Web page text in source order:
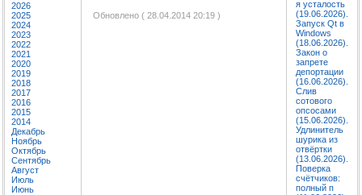
2026
2025
2024
2023
2022
2021
2020
2019
2018
2017
2016
2015
2014
Декабрь
Ноябрь
Октябрь
Сентябрь
Август
Июль
Июнь
Обновлено ( 28.04.2014 20:19 )
я усталость
(19.06.2026).
Запуск Qt в
Windows
(18.06.2026).
Закон о
запрете
депортации
(16.06.2026).
Слив
сотового
опсосами
(15.06.2026).
Удлинитель
шурика из
отвёртки
(13.06.2026).
Поверка
счётчиков:
полный п